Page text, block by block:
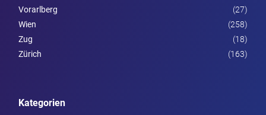
Vorarl­berg
(27)
Wien
(258)
Zug
(18)
Zürich
(163)
Kategorien